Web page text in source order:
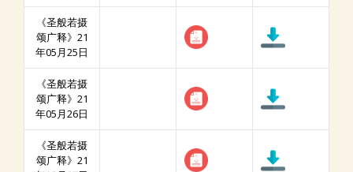
《圣般若摄
颂广释》21
年05月25日
《圣般若摄
颂广释》21
年05月26日
《圣般若摄
颂广释》21